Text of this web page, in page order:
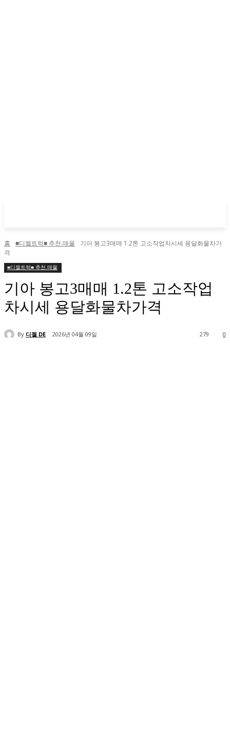
홈 ■디젤트럭■ 추천.매물
기아 봉고3매매 1.2톤 고소작업차시세 용달화물차가
격
■디젤트럭■ 추천.매물
기아 봉고3매매 1.2톤 고소작업
차시세 용달화물차가격
By 디젤 DE 2026년 04월 09일 0
279